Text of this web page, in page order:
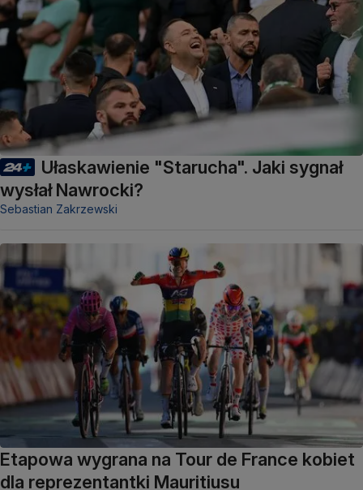
Ułaskawienie "Starucha". Jaki sygnał
wysłał Nawrocki?
Sebastian Zakrzewski
Etapowa wygrana na Tour de France kobiet
dla reprezentantki Mauritiusu